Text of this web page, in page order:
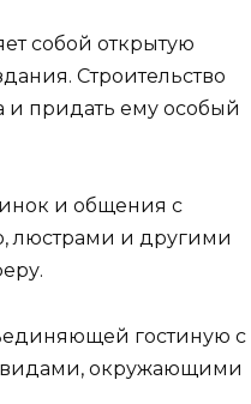
собой открытую
Строительство
придать ему особый
и общения с
люстрами и другими
гостиную с
видами, окружающими